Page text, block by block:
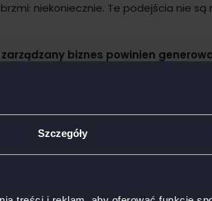
Szczegóły
niekoniecznie. Te podejścia nie są
biznes powinien
swój sklep zawsze patrz na
i użytkownika (który chce
czy naciągnięty).
sklepu zorientowanego na użytkownika
konwersje.